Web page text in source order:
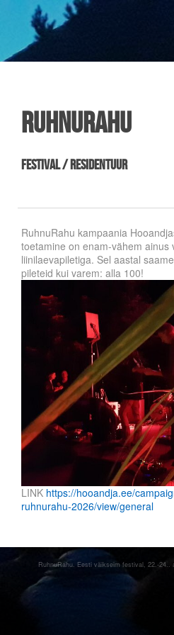
RuHNUrahu
festival / residentuur
RuhnuRahu kampaania
toetamine on enam-vähem ainus
liinilaevapiletiga. Sel aastal
pileteid kui varem: alla 100!
LINK https://hooandja.ee/
ruhnurahu-2026/view/general
RuhnuRahu. Eesti väikseim festival, 22.-24..